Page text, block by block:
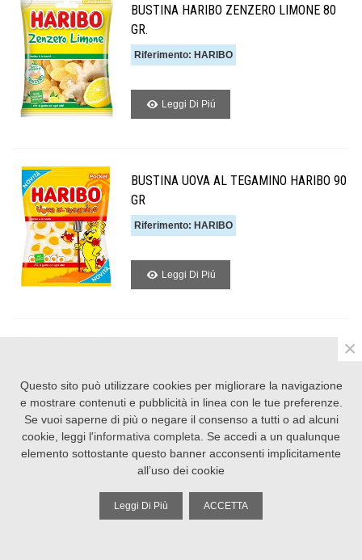
BUSTINA HARIBO ZENZERO LIMONE 80
GR.
Riferimento: HARIBO
Leggi Di Piú
BUSTINA UOVA AL TEGAMINO HARIBO 90
GR
Riferimento: HARIBO
Leggi Di Piú
Leggi Di Piú
BUSTINA ANGURIA HARIBO 80GR
Questo sito può utilizzare cookies per migliorare la navigazione
e mostrare contenuti e pubblicità in linea con le tue preferenze.
Se vuoi saperne di più o negare il consenso a tutti o ad alcuni
cookie, leggi l'informativa completa . Se accedi a un qualunque
elemento sottostante questo banner acconsenti implicitamente
all’uso dei cookie
Leggi Di Più ACCETTA
×